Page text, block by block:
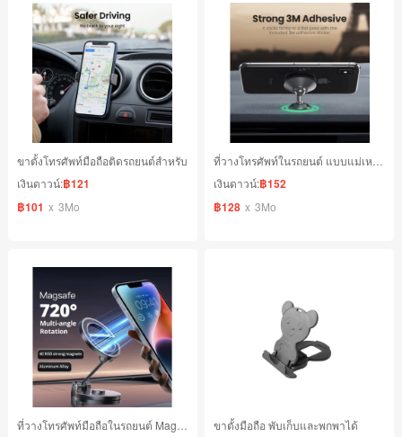
ขาตั้งโทรศัพท์มือถือติดรถยนต์สําหรับ
เงินดาวน์:฿121
฿101 x 3Mo
เงินดาวน์:฿152
฿128 x 3Mo
ขาตั้งมือถือ พับเก็บและพกพาได้